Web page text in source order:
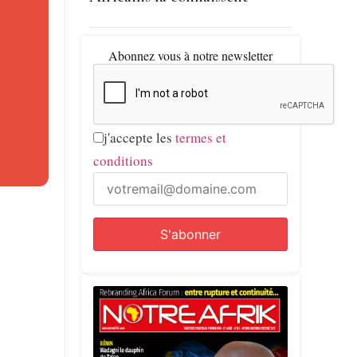
Abonnez vous à notre newsletter
j'accepte les termes et
conditions